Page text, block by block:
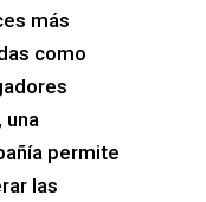
más
como
una
permite
las